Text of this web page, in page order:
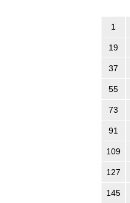
1
19
37
55
73
91
109
127
145